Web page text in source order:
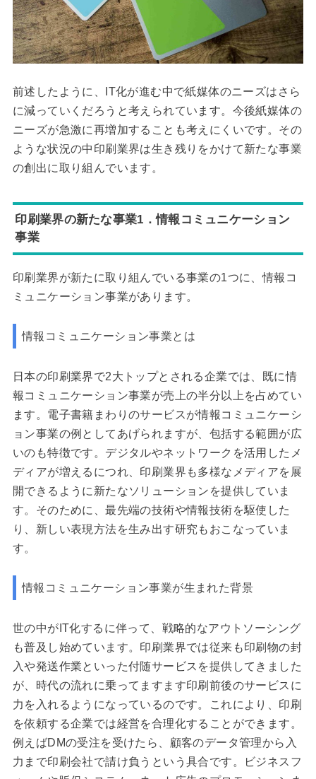
前述したように、IT化が進む中で紙媒体のニーズはさら
に減っていくだろうと考えられています。今後紙媒体の
ニーズが急激に再増加することも考えにくいです。その
ような状況の中印刷業界は生き残りをかけて新たな事業
の創出に取り組んでいます。
印刷業界の新たな事業1．情報コミュニケーション
事業
印刷業界が新たに取り組んでいる事業の1つに、情報コ
ミュニケーション事業があります。
情報コミュニケーション事業とは
日本の印刷業界で2大トップとされる企業では、既に情
報コミュニケーション事業が売上の半分以上を占めてい
ます。電子書籍まわりのサービスが情報コミュニケーシ
ョン事業の例としてあげられますが、包括する範囲が広
いのも特徴です。デジタルやネットワークを活用したメ
ディアが増えるにつれ、印刷業界も多様なメディアを展
開できるように新たなソリューションを提供していま
す。そのために、最先端の技術や情報技術を駆使した
り、新しい表現方法を生み出す研究もおこなっていま
す。
情報コミュニケーション事業が生まれた背景
世の中がIT化するに伴って、戦略的なアウトソーシング
も普及し始めています。印刷業界では従来も印刷物の封
入や発送作業といった付随サービスを提供してきました
が、時代の流れに乗ってますます印刷前後のサービスに
力を入れるようになっているのです。これにより、印刷
を依頼する企業では経営を合理化することができます。
例えばDMの受注を受けたら、顧客のデータ管理から入
力まで印刷会社で請け負うという具合です。ビジネスフ